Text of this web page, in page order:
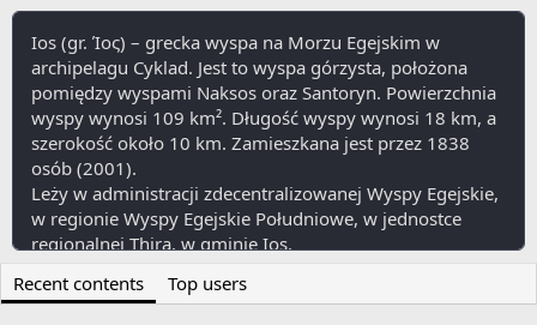
Ios (gr. Ίος) – grecka wyspa na Morzu Egejskim w
archipelagu Cyklad. Jest to wyspa górzysta, położona
pomiędzy wyspami Naksos oraz Santoryn. Powierzchnia
wyspy wynosi 109 km². Długość wyspy wynosi 18 km, a
szerokość około 10 km. Zamieszkana jest przez 1838
osób (2001).
Leży w administracji zdecentralizowanej Wyspy Egejskie,
w regionie Wyspy Egejskie Południowe, w jednostce
regionalnej Thira, w gminie Ios.
Recent contents Top users